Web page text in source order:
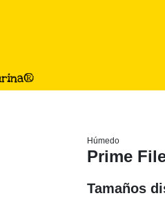
Húmedo
Prime
Tamaños